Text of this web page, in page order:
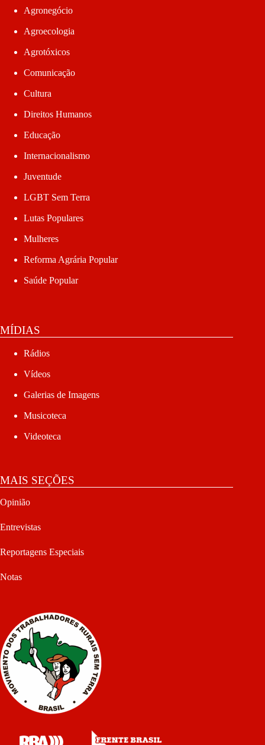
Agronegócio
Agroecologia
Agrotóxicos
Comunicação
Cultura
Direitos Humanos
Educação
Internacionalismo
Juventude
LGBT Sem Terra
Lutas Populares
Mulheres
Reforma Agrária Popular
Saúde Popular
MÍDIAS
Rádios
Vídeos
Galerias de Imagens
Musicoteca
Videoteca
MAIS SEÇÕES
Opinião
Entrevistas
Reportagens Especiais
Notas